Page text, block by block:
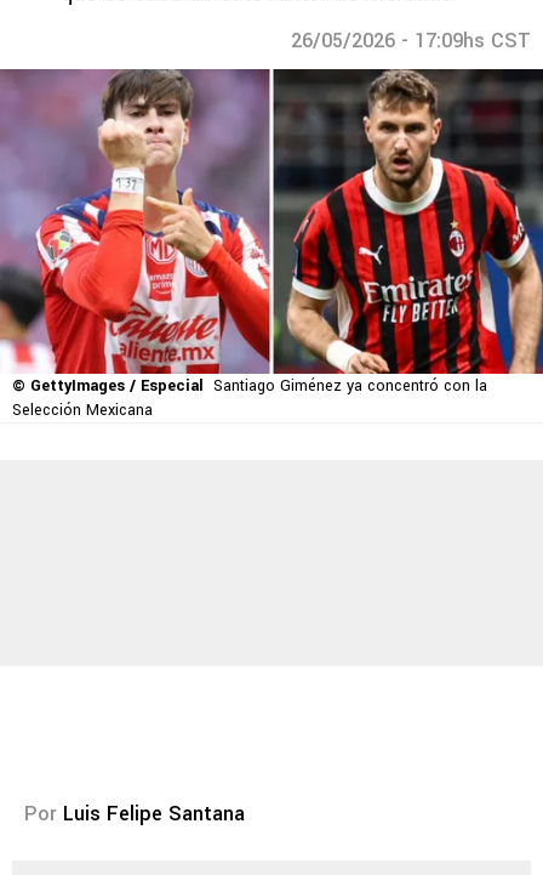
26/05/2026 - 17:09hs CST
© GettyImages / Especial Santiago Giménez ya concentró con la
Selección Mexicana
Por Luis Felipe Santana